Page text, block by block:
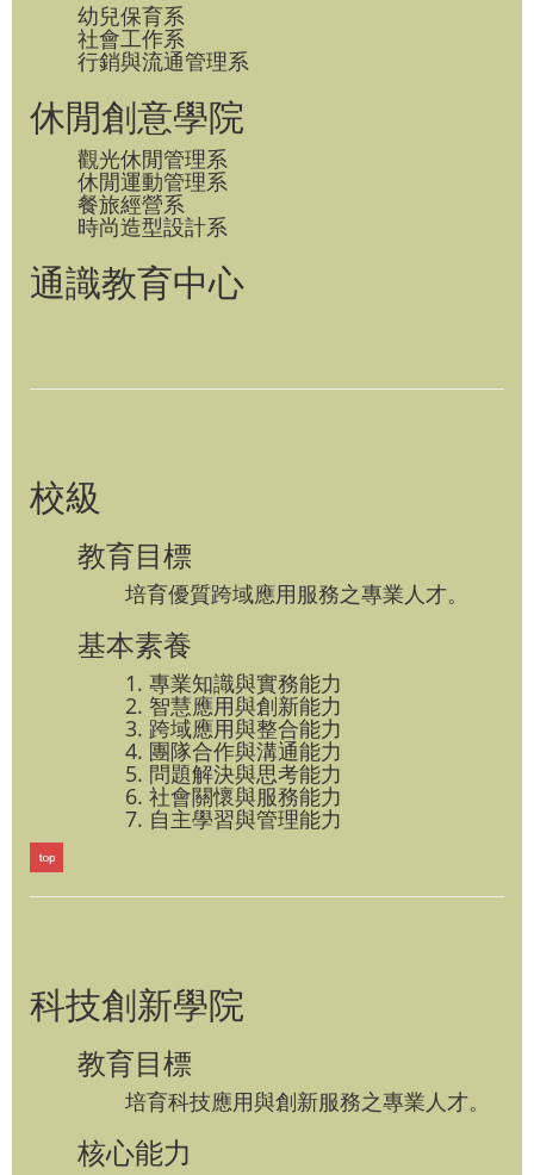
幼兒保育系
社會工作系
行銷與流通管理系
休閒創意學院
觀光休閒管理系
休閒運動管理系
餐旅經營系
時尚造型設計系
通識教育中心
校級
教育目標
培育優質跨域應用服務之專業人才。
基本素養
1. 專業知識與實務能力
2. 智慧應用與創新能力
3. 跨域應用與整合能力
4. 團隊合作與溝通能力
5. 問題解決與思考能力
6. 社會關懷與服務能力
7. 自主學習與管理能力
科技創新學院
教育目標
培育科技應用與創新服務之專業人才。
核心能力